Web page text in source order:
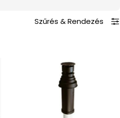
Szűrés &Rendezés